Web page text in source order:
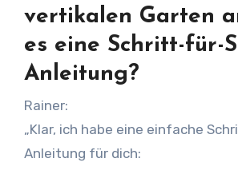
vertikalen Garten
es eine Schritt-für-
Anleitung?
Rainer:
„Klar, ich habe eine einfache
Anleitung für dich: